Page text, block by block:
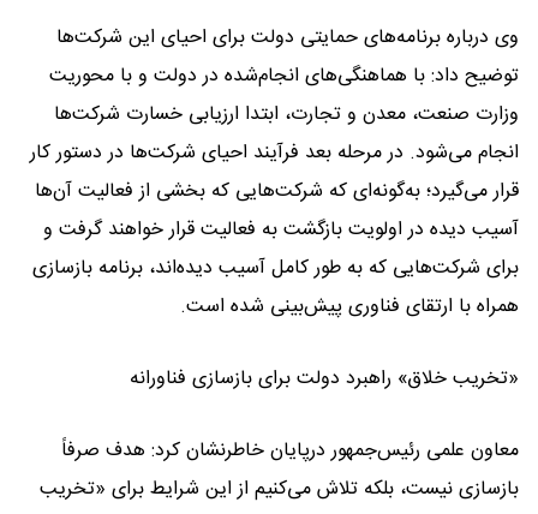
وی درباره برنامه‌های حمایتی دولت برای احیای این شرکت‌ها
توضیح داد: با هماهنگی‌های انجام‌شده در دولت و با محوریت
وزارت صنعت، معدن و تجارت، ابتدا ارزیابی خسارت شرکت‌ها
انجام می‌شود. در مرحله بعد فرآیند احیای شرکت‌ها در دستور کار
قرار می‌گیرد؛ به‌گونه‌ای که شرکت‌هایی که بخشی از فعالیت آن‌ها
آسیب دیده در اولویت بازگشت به فعالیت قرار خواهند گرفت و
برای شرکت‌هایی که به طور کامل آسیب دیده‌اند، برنامه بازسازی
همراه با ارتقای فناوری پیش‌بینی شده است.
«تخریب خلاق» راهبرد دولت برای بازسازی فناورانه
معاون علمی رئیس‌جمهور درپایان خاطرنشان کرد: هدف صرفاً
بازسازی نیست، بلکه تلاش می‌کنیم از این شرایط برای «تخریب